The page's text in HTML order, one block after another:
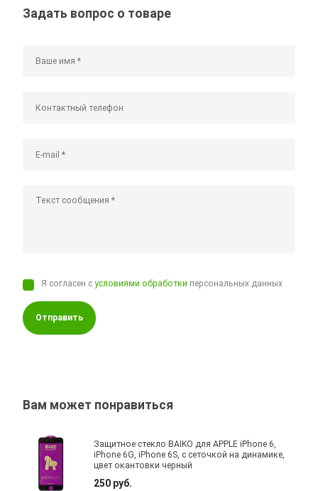
Задать вопрос о товаре
Я согласен сусловиями обработки персональных данных
Отправить
Вам может понравиться
Защитное стекло BAIKO для APPLE iPhone 6,
iPhone 6G, iPhone 6S, с сеточкой на динамике,
цвет окантовки черный
250 руб.